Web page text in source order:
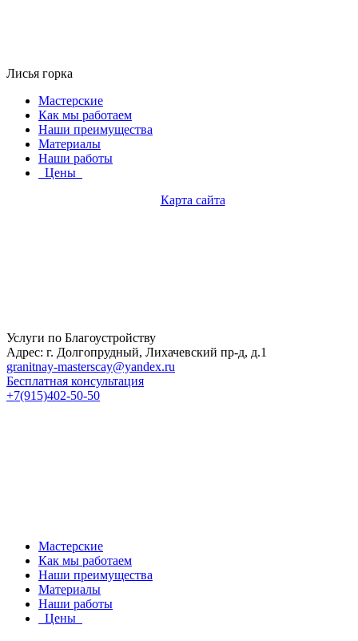
Лисья горка
Мастерские
Как мы работаем
Наши преимущества
Материалы
Наши работы
Цены
Карта сайта
Услуги по Благоустройству
Адрес: г. Долгопрудный, Лихачевский пр-д, д.1
granitnay-masterscay@yandex.ru
Бесплатная консультация
+7(915)402-50-50
Мастерские
Как мы работаем
Наши преимущества
Материалы
Наши работы
Цены